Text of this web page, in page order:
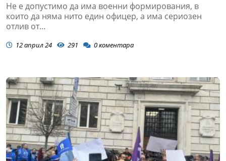
Не е допустимо да има военни формирования, в
които да няма нито един офицер, а има сериозен
отлив от...
12 април 24 291 0коментара